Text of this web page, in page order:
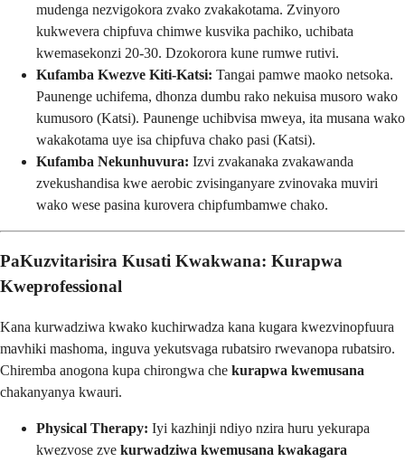
mudenga nezvigokora zvako zvakakotama. Zvinyoro
kukwevera chipfuva chimwe kusvika pachiko, uchibata
kwemasekonzi 20-30. Dzokorora kune rumwe rutivi.
Kufamba Kwezve Kiti-Katsi: Tangai pamwe maoko netsoka.
Paunenge uchifema, dhonza dumbu rako nekuisa musoro wako
kumusoro (Katsi). Paunenge uchibvisa mweya, ita musana wako
wakakotama uye isa chipfuva chako pasi (Katsi).
Kufamba Nekunhuvura: Izvi zvakanaka zvakawanda
zvekushandisa kwe aerobic zvisinganyare zvinovaka muviri
wako wese pasina kurovera chipfumbamwe chako.
PaKuzvitarisira Kusati Kwakwana: Kurapwa
Kweprofessional
Kana kurwadziwa kwako kuchirwadza kana kugara kwezvinopfuura
mavhiki mashoma, inguva yekutsvaga rubatsiro rwevanopa rubatsiro.
Chiremba anogona kupa chirongwa che kurapwa kwemusana
chakanyanya kwauri.
Physical Therapy: Iyi kazhinji ndiyo nzira huru yekurapa
kwezvose zve kurwadziwa kwemusana kwakagara